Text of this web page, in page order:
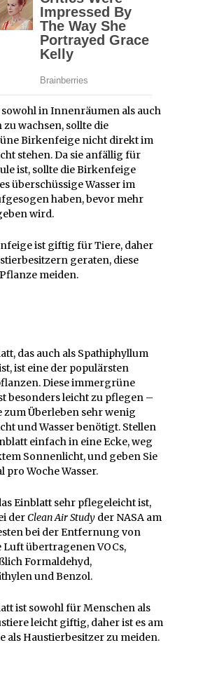
sowohl in Innenräumen als auch
zu wachsen, sollte die
Birkenfeige nicht direkt im
stehen. Da sie anfällig für
ist, sollte die Birkenfeige
überschüssige Wasser im
haben, bevor mehr
wird.
ist giftig für Tiere, daher
geraten, diese
meiden.
das auch als Spathiphyllum
ist eine der populärsten
Diese immergrüne
besonders leicht zu pflegen –
zum Überleben sehr wenig
und Wasser benötigt. Stellen
einfach in eine Ecke, weg
Sonnenlicht, und geben Sie
pro Woche Wasser.
Einblatt sehr pflegeleicht ist,
derClean Air Study der NASA am
bei der Entfernung von
Luft übertragenen VOCs,
Formaldehyd,
und Benzol.
ist sowohl für Menschen als
leicht giftig, daher ist es am
als Haustierbesitzer zu meiden.